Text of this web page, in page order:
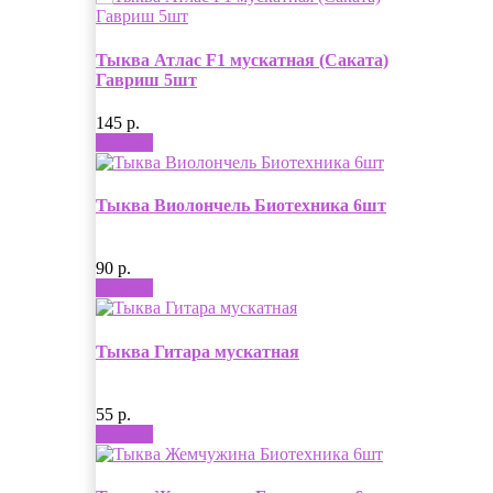
Тыква Атлас F1 мускатная (Саката)
Гавриш 5шт
145 р.
Тыква Виолончель Биотехника 6шт
90 р.
Тыква Гитара мускатная
55 р.